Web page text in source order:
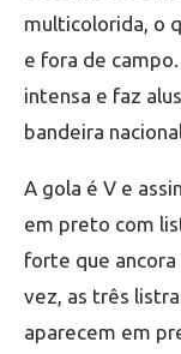
multicolorida, o
e fora de
intensa e faz
bandeira
A gola é V e
em preto com
forte que ancora
vez, as três
aparecem em